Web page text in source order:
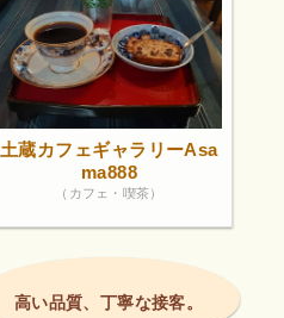
土蔵カフェギャラリーAsa
ma888
（カフェ・喫茶）
高い品質、丁寧な接客。